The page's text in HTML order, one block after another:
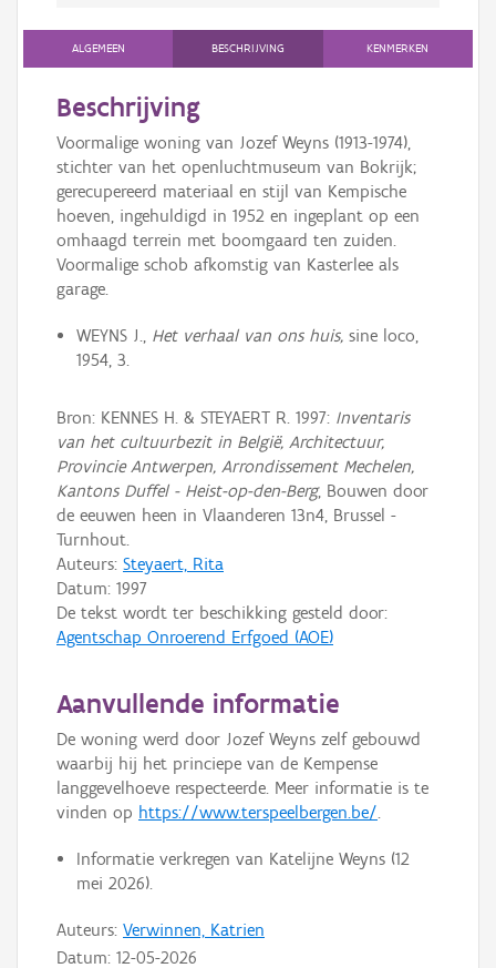
ALGEMEEN BESCHRIJVING KENMERKEN
Beschrijving
Voormalige woning van Jozef Weyns (1913-1974),
stichter van het openluchtmuseum van Bokrijk;
gerecupereerd materiaal en stijl van Kempische
hoeven, ingehuldigd in 1952 en ingeplant op een
omhaagd terrein met boomgaard ten zuiden.
Voormalige schob afkomstig van Kasterlee als
garage.
WEYNS J.,Het verhaal van ons huis,sine loco,
1954, 3.
Bron: KENNES H. & STEYAERT R. 1997: Inventaris
van het cultuurbezit in België, Architectuur,
Provincie Antwerpen, Arrondissement Mechelen,
Kantons Duffel - Heist-op-den-Berg, Bouwen door
de eeuwen heen in Vlaanderen 13n4, Brussel -
Turnhout.
Auteurs: Steyaert, Rita
Datum: 1997
De tekst wordt ter beschikking gesteld door:
Agentschap Onroerend Erfgoed (AOE)
Aanvullende informatie
De woning werd door Jozef Weyns zelf gebouwd
waarbij hij het princiepe van de Kempense
langgevelhoeve respecteerde. Meer informatie is te
vinden op https://www.terspeelbergen.be/.
Informatie verkregen van Katelijne Weyns (12
mei 2026).
Auteurs: Verwinnen, Katrien
Datum: 12-05-2026